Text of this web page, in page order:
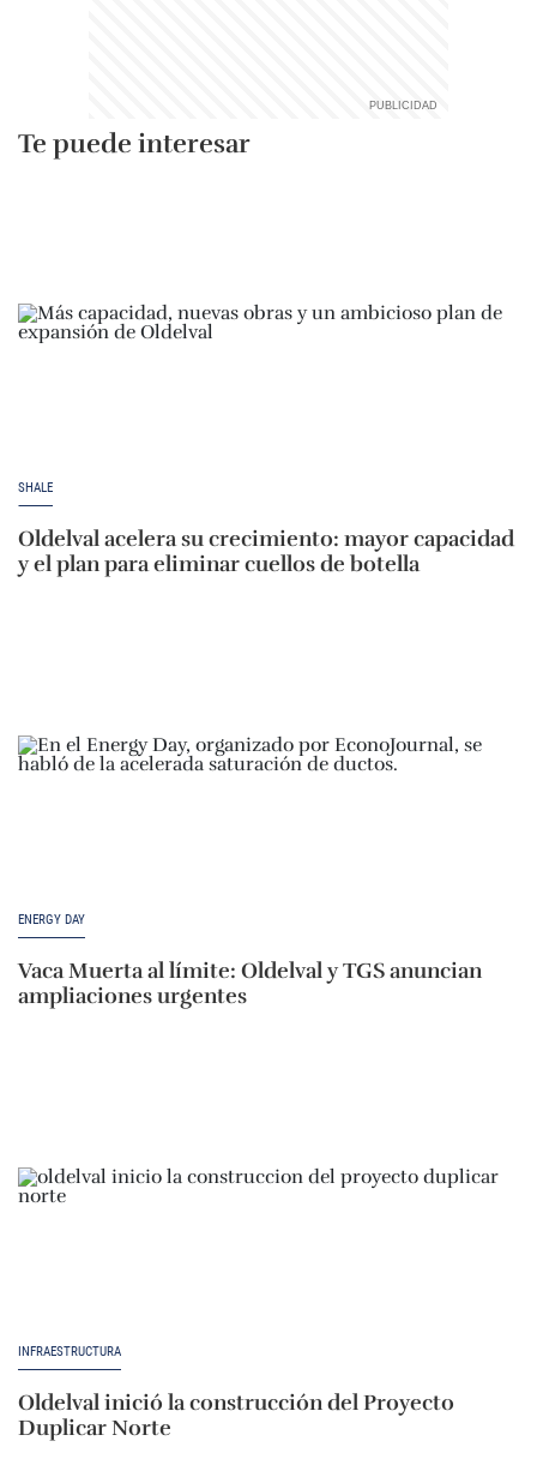
Te puede interesar
SHALE
Oldelval acelera su crecimiento: mayor capacidad
y el plan para eliminar cuellos de botella
ENERGY DAY
Vaca Muerta al límite: Oldelval y TGS anuncian
ampliaciones urgentes
INFRAESTRUCTURA
Oldelval inició la construcción del Proyecto
Duplicar Norte